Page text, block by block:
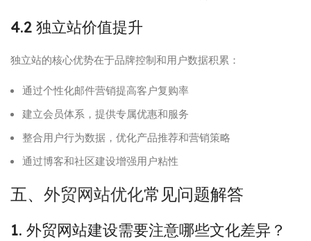
4.2 独立站价值提升
独立站的核心优势在于品牌控制和用户数据积累：
通过个性化邮件营销提高客户复购率
建立会员体系，提供专属优惠和服务
整合用户行为数据，优化产品推荐和营销策略
通过博客和社区建设增强用户粘性
五、 外贸网站优化常见问题解答
1. 外贸网站建设需要注意哪些文化差异？